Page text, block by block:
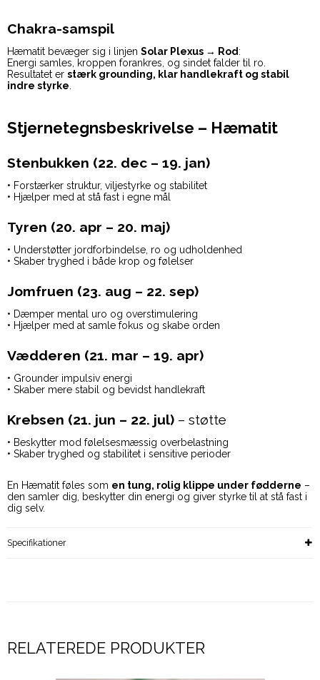
Chakra-samspil
Hæmatit bevæger sig i linjen Solar Plexus → Rod:
Energi samles, kroppen forankres, og sindet falder til ro.
Resultatet er stærk grounding, klar handlekraft og stabil
indre styrke
Stjernetegnsbeskrivelse – Hæmatit
Stenbukken (22. dec – 19. jan)
• Forstærker struktur, viljestyrke og stabilitet
• Hjælper med at stå fast i egne mål
Tyren (20. apr – 20. maj)
• Understøtter jordforbindelse, ro og udholdenhed
• Skaber tryghed i både krop og følelser
Jomfruen (23. aug – 22. sep)
• Dæmper mental uro og overstimulering
• Hjælper med at samle fokus og skabe orden
Vædderen (21. mar – 19. apr)
• Grounder impulsiv energi
• Skaber mere stabil og bevidst handlekraft
Krebsen (21. jun – 22. jul) – støtte
• Beskytter mod følelsesmæssig overbelastning
• Skaber tryghed og stabilitet i sensitive perioder
En Hæmatit føles som en tung, rolig klippe under fødderne –
den samler dig, beskytter din energi og giver styrke til at stå fast i
dig selv.
Specifikationer
RELATEREDE PRODUKTER